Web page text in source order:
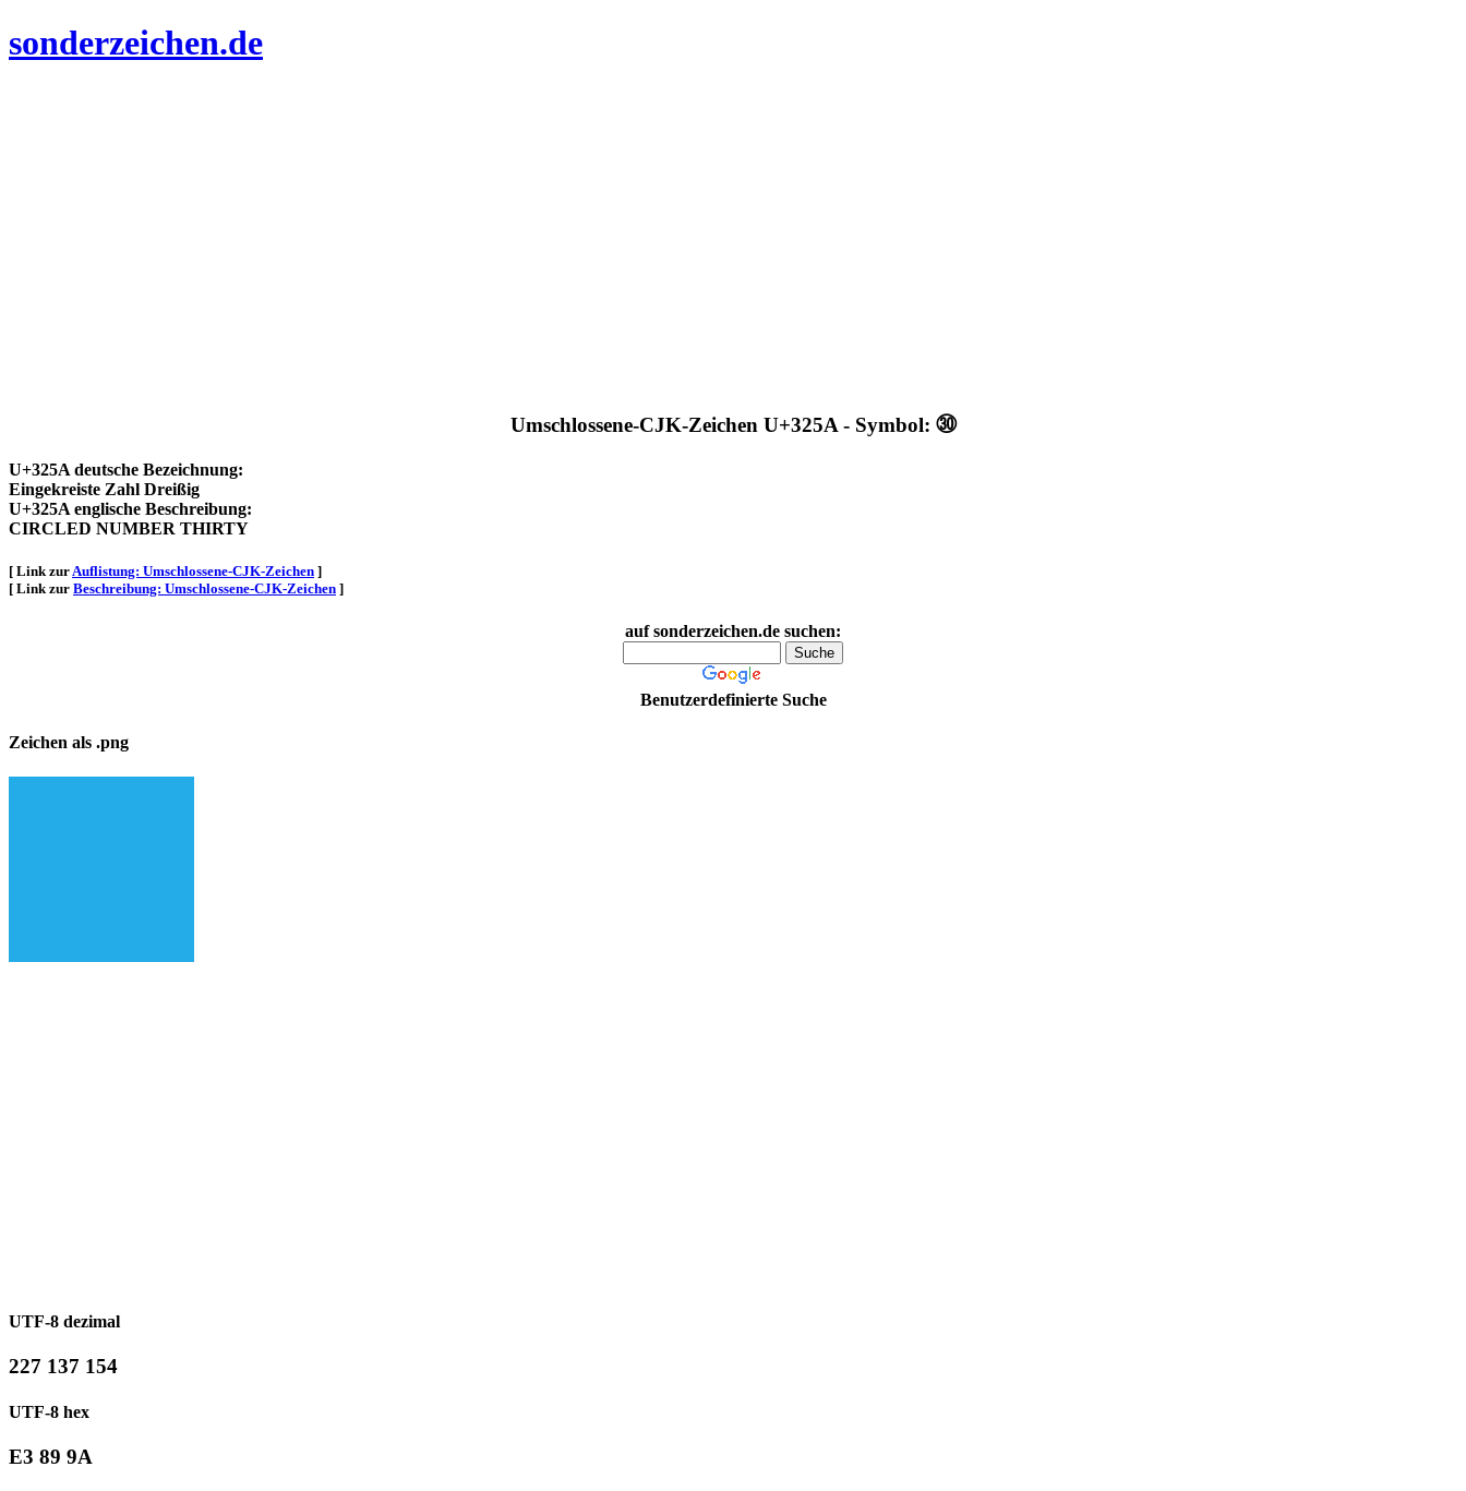
sonderzeichen.de
Umschlossene-CJK-Zeichen U+325A - Symbol: ㉚
U+325A deutsche Bezeichnung:
Eingekreiste Zahl Dreißig
U+325A englische Beschreibung:
CIRCLED NUMBER THIRTY
[ Link zurAuflistung: Umschlossene-CJK-Zeichen ]
[ Link zur Beschreibung: Umschlossene-CJK-Zeichen ]
auf sonderzeichen.de suchen:
Benutzerdefinierte Suche
Zeichen als .png
UTF-8 dezimal
227 137 154
UTF-8 hex
E3 89 9A